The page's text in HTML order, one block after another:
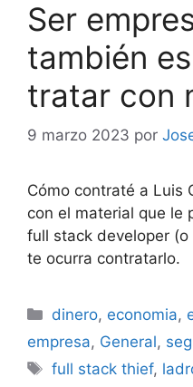
Ser
también
tratar con
9 marzo 2023 por
Cómo contraté a Luis
con el material que le
full stack developer
te ocurra contratarlo.
Categorías
dinero, economia,
empresa, General,
Etiquetas
full stack thief,